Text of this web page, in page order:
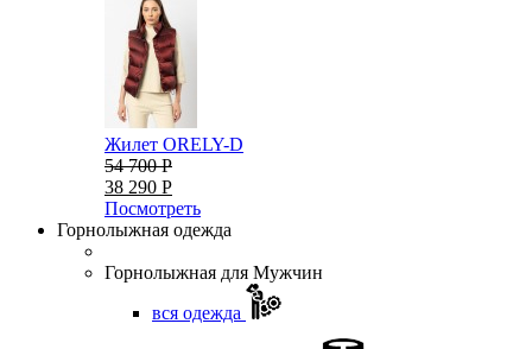
Жилет ORELY-D
54 700 Р
38 290 Р
Посмотреть
Горнолыжная одежда
Горнолыжная для Мужчин
вся одежда